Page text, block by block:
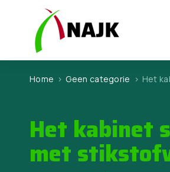
Home > Geen categorie > Het
Het kabinet
met